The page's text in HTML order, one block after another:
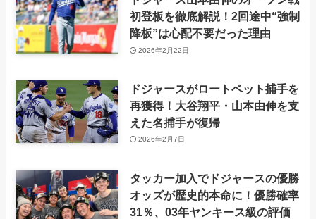
初登板を徹底解説！2回途中“強制
降板”は心配不要だった理由
2026年2月22日
ドジャースがロートベット捕手を
再獲得！大谷翔平・山本由伸を支
えた名捕手が復帰
2026年2月7日
タッカー加入でドジャースの優勝
オッズが歴史的本命に！優勝確率
31％、03年ヤンキース級の評価